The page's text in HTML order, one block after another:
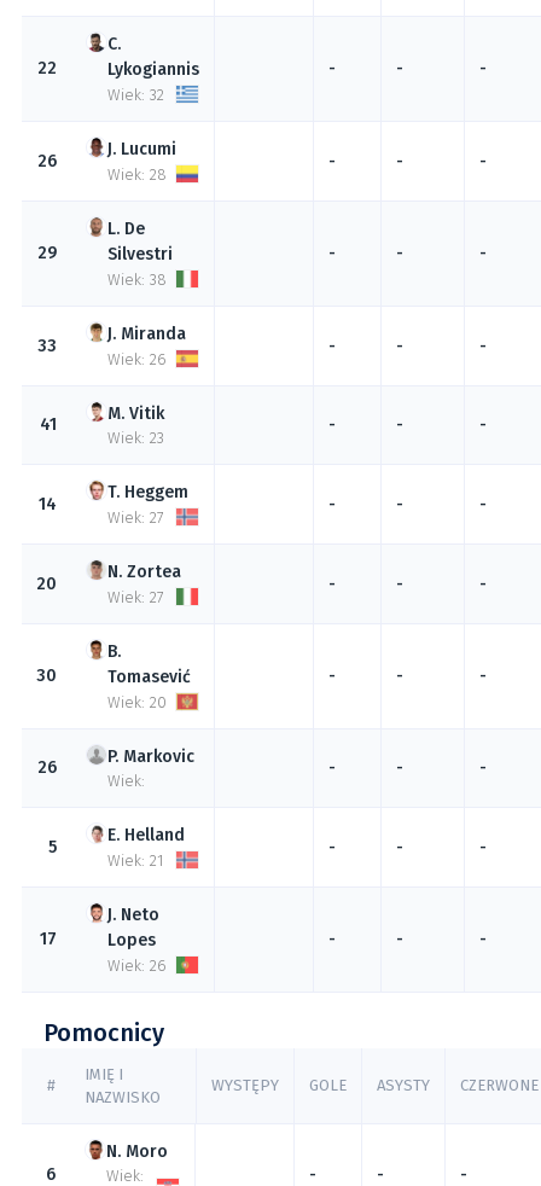
22 Lykogiannis
Wiek: 32
- - -
26
Lucumi
Wiek: 28
- - -
29
De
Silvestri
Wiek: 38
- - -
33
Miranda
Wiek: 26
- - -
41
Vitik
Wiek: 23
- - -
14
Heggem
Wiek: 27
- - -
20
Zortea
Wiek: 27
- - -
30 Tomasević
Wiek: 20
- - -
26
Markovic
Wiek:
- - -
5
Helland
Wiek: 21
- - -
17
Neto
Lopes
Wiek: 26
- - -
Pomocnicy
#
IMIĘ I
NAZWISKO
WYSTĘPY GOLE ASYSTY CZERWONE
6
Moro
Wiek:
- - -